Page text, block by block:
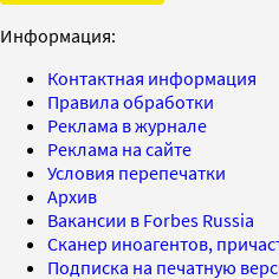
Информация:
Контактная информация
Правила обработки
Реклама в журнале
Реклама на сайте
Условия перепечатки
Архив
Вакансии в Forbes Russia
Сканер иноагентов,
Подписка на печатную